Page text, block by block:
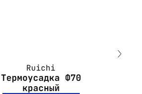
Ruichi
Термоусадка Ф70
красный